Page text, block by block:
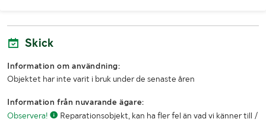
Skick
Information om användning:
Objektet har inte varit i bruk under de senaste åren
Information från nuvarande ägare:
Observera!
Reparationsobjekt, kan ha fler fel än vad vi känner till /